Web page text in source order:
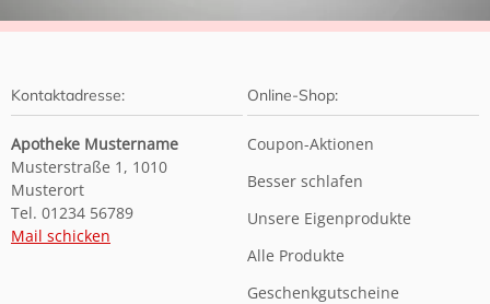
Kontaktadresse:
Apotheke Mustername
Musterstraße 1, 1010
Musterort
Tel. 01234 56789
Mail schicken
Online-Shop:
Coupon-Aktionen
Besser schlafen
Unsere Eigenprodukte
Alle Produkte
Geschenkgutscheine